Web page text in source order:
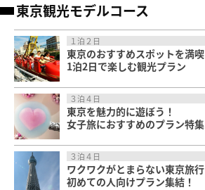
東京観光モデルコース
１泊２日
東京のおすすめスポットを満喫
1泊2日で楽しむ観光プラン
３泊４日
東京を魅力的に遊ぼう！
女子旅におすすめのプラン特集
３泊４日
ワクワクがとまらない東京旅行
初めての人向けプラン集結！